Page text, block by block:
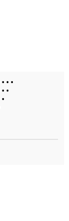
• • •
• •
•